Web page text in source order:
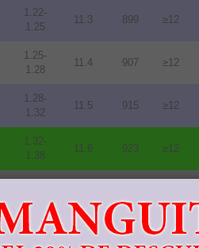
1.22-
1.25
11.3 899 ≥12
1.25-
1.28
11.4 907 ≥12
1.28-
1.32
11.5 915 ≥12
1.32-
1.38
11.6 923 ≥12
1.42
1.40-
1.45
10.0 796 ≥11